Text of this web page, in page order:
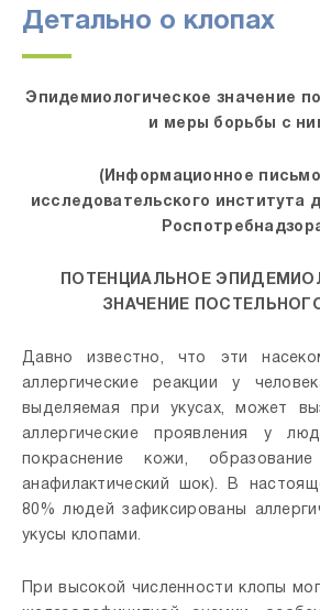
Детально о клопах
Эпидемиологическое значение
и меры борьбы с
(Информационное письмо
исследовательского института
ПОТЕНЦИАЛЬНОЕ
ЗНАЧЕНИЕ
Давно известно, что эти
аллергические реакции у
выделяемая при укусах, может
аллергические проявления у
покраснение кожи,
анафилактический шок). В
80% людей зафиксированы
укусы клопами.
При высокой численности клопы